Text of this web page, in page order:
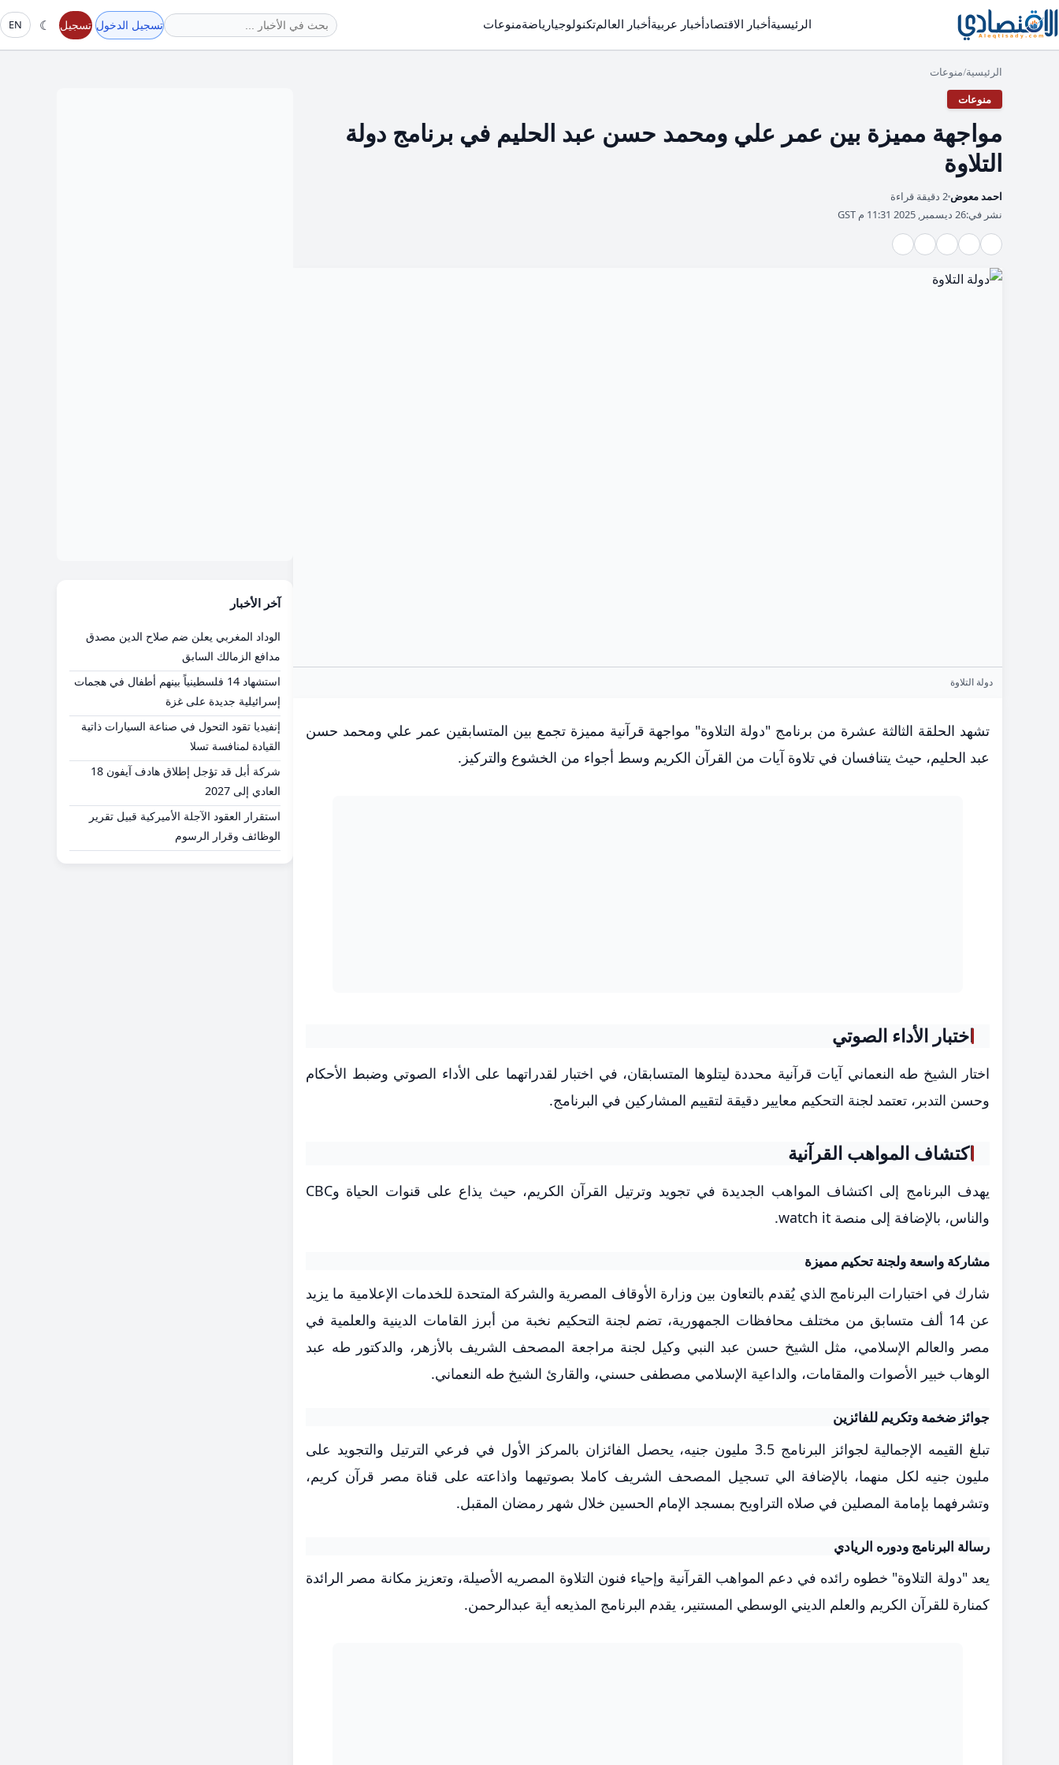
الرئيسيةأخبار الاقتصادأخبار عربيةأخبار العالمتكنولوجيارياضةمنوعات تسجيل الدخول تسجيل ☾
EN
الرئيسية/منوعات
منوعات
مواجهة مميزة بين عمر علي ومحمد حسن عبد الحليم في برنامج دولة
التلاوة
احمد معوض 2 دقيقة قراءة
نشر في:26 ديسمبر, 2025 11:31 م GST
دولة التلاوة
تشهد الحلقة الثالثة عشرة من برنامج "دولة التلاوة" مواجهة قرآنية مميزة تجمع بين المتسابقين عمر علي ومحمد حسن
عبد الحليم، حيث يتنافسان في تلاوة آيات من القرآن الكريم وسط أجواء من الخشوع والتركيز.
اختبار الأداء الصوتي
اختار الشيخ طه النعماني آيات قرآنية محددة ليتلوها المتسابقان، في اختبار لقدراتهما على الأداء الصوتي وضبط الأحكام
وحسن التدبر، تعتمد لجنة التحكيم معايير دقيقة لتقييم المشاركين في البرنامج.
اكتشاف المواهب القرآنية
يهدف البرنامج إلى اكتشاف المواهب الجديدة في تجويد وترتيل القرآن الكريم، حيث يذاع على قنوات الحياة وCBC
والناس، بالإضافة إلى منصة watch it.
مشاركة واسعة ولجنة تحكيم مميزة
شارك في اختبارات البرنامج الذي يُقدم بالتعاون بين وزارة الأوقاف المصرية والشركة المتحدة للخدمات الإعلامية ما يزيد
عن 14 ألف متسابق من مختلف محافظات الجمهورية، تضم لجنة التحكيم نخبة من أبرز القامات الدينية والعلمية في
مصر والعالم الإسلامي، مثل الشيخ حسن عبد النبي وكيل لجنة مراجعة المصحف الشريف بالأزهر، والدكتور طه عبد
الوهاب خبير الأصوات والمقامات، والداعية الإسلامي مصطفى حسني، والقارئ الشيخ طه النعماني.
جوائز ضخمة وتكريم للفائزين
تبلغ القيمه الإجمالية لجوائز البرنامج 3.5 مليون جنيه، يحصل الفائزان بالمركز الأول في فرعي الترتيل والتجويد على
مليون جنيه لكل منهما، بالإضافة الي تسجيل المصحف الشريف كاملا بصوتيهما واذاعته على قناة مصر قرآن كريم،
وتشرفهما بإمامة المصلين في صلاه التراويح بمسجد الإمام الحسين خلال شهر رمضان المقبل.
رسالة البرنامج ودوره الريادي
يعد "دولة التلاوة" خطوه رائده في دعم المواهب القرآنية وإحياء فنون التلاوة المصريه الأصيلة، وتعزيز مكانة مصر الرائدة
كمنارة للقرآن الكريم والعلم الديني الوسطي المستنير، يقدم البرنامج المذيعه أية عبدالرحمن.
آخر الأخبار
الوداد المغربي يعلن ضم صلاح الدين مصدق
مدافع الزمالك السابق
استشهاد 14 فلسطينياً بينهم أطفال في هجمات
إسرائيلية جديدة على غزة
إنفيديا تقود التحول في صناعة السيارات ذاتية
القيادة لمنافسة تسلا
شركة أبل قد تؤجل إطلاق هادف آيفون 18
العادي إلى 2027
استقرار العقود الآجلة الأميركية قبيل تقرير
الوظائف وقرار الرسوم